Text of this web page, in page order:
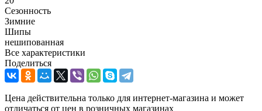
Сезонность
Зимние
Шипы
нешипованная
Все характеристики
Поделиться
Цена действительна только для интернет-магазина и может
отличаться от цен в розничных магазинах